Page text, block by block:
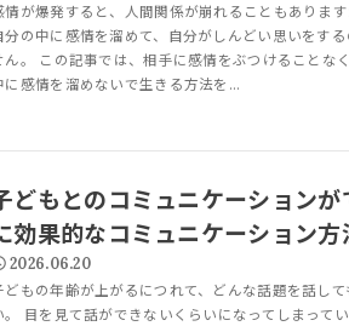
情が爆発すると、人間関係が崩れることもあります
分の中に感情を溜めて、自分がしんどい思いをす
ん。 この記事では、相手に感情をぶつけることな
に感情を溜めないで生きる方法を...
どもとのコミュニケーション
効果的なコミュニケーション方
2026.06.20
どもの年齢が上がるにつれて、どんな話題を話し
。 目を見て話ができないくらいになってしまって